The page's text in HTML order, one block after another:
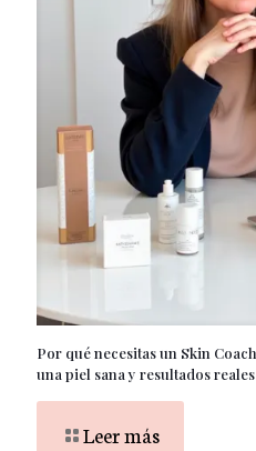
Por qué necesitas un Skin
una piel sana y resultados reales
Leer más